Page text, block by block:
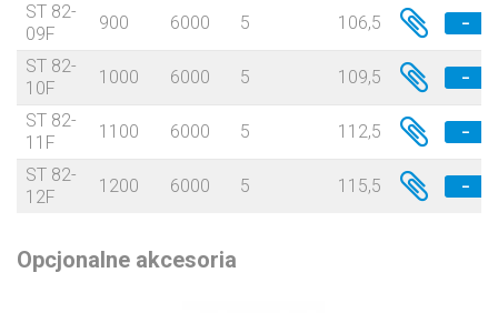
ST 82-
09F
900 6000 5 106,5 −
ST 82-
10F
1000 6000 5 109,5 −
ST 82-
11F
1100 6000 5 112,5 −
ST 82-
12F
1200 6000 5 115,5 −
Opcjonalne akcesoria